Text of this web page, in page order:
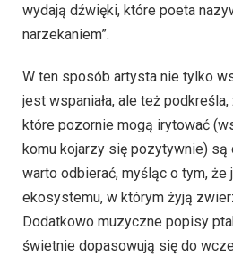
wydają dźwięki, które poeta
narzekaniem”.
W ten sposób artysta nie tylko
jest wspaniała, ale też
które pozornie mogą irytować
komu kojarzy się pozytywnie) są
warto odbierać, myśląc o tym, że
ekosystemu, w którym żyją
Dodatkowo muzyczne popisy
świetnie dopasowują się do